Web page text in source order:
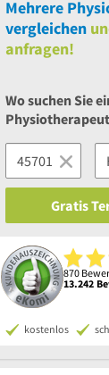
Mehrere
vergleichen
anfragen!
Wo suchen Sie
Gratis
870
13.242
kostenlos